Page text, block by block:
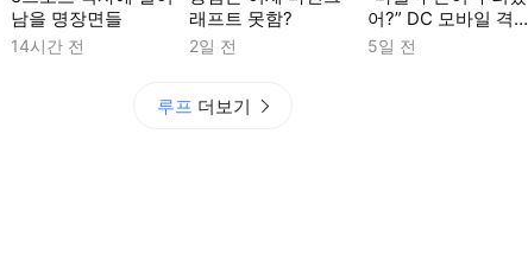
남을 명장면들
14시간 전
래프트 못함?
2일 전
어?” DC 모바일 격투
게임 공개
5일 전
루프 더보기